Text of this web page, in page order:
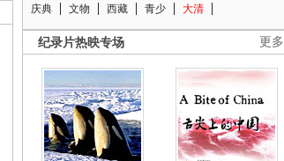
庆典
文物 西藏 青少 大清
更多
纪录片热映专场